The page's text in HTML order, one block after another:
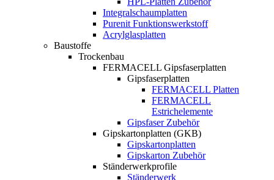
Integralschaumplatten
Purenit Funktionswerkstoff
Acrylglasplatten
Baustoffe
Trockenbau
FERMACELL Gipsfaserplatten
Gipsfaserplatten
FERMACELL Platten
FERMACELL
Estrichelemente
Gipsfaser Zubehör
Gipskartonplatten (GKB)
Gipskartonplatten
Gipskarton Zubehör
Ständerwerkprofile
Ständerwerk